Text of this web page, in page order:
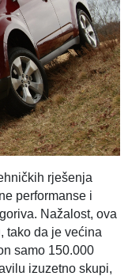
rješenja
performanse i
Nažalost, ova
tako da je većina
samo 150.000
izuzetno skupi,